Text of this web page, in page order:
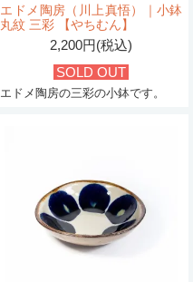
エドメ陶房（川上真悟）｜小鉢
丸紋 三彩 【やちむん】
2,200円(税込)
SOLD OUT
エドメ陶房の三彩の小鉢です。